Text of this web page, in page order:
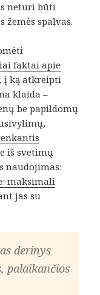
neturi būti
spalvas.
faktai apie
į ką atkreipti
klaida –
be papildomų
iš svetimų
naudojimas:
maksimali
jas su
derinys
palaikančios